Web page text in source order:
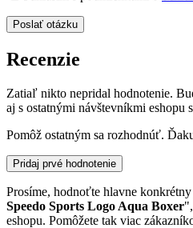
Recenzie
Zatiaľ nikto nepridal hodnotenie.
aj s ostatnými návštevníkmi eshopu
Pomôž ostatným sa rozhodnúť.
Pridaj prvé hodnotenie
Prosíme, hodnoťte hlavne
Speedo Sports Logo Aqua Boxer
eshopu. Pomôžete tak viac